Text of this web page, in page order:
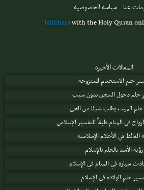
عنا سياسة الخصوصية
Istikharawith the Holy Quran
المقالات الأخيرة
حلم الاستحمام للمتزوجة
حلم دخول السجن بدون سبب
الميت يطلب شيئا من الحي
في المنام طبقاً للتفسير الإسلامي
الغائط في الأحلام الإسلامية
رؤية الأسد بالحلم بالإسلام
سيارة في المنام في الإسلام
حلم الولادة في الإسلام